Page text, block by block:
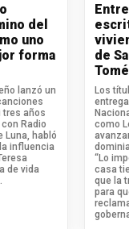
del
uno
forma
lanzó un
tres años
Radio
Luna, habló
influencia
de vida
de
Tomé
Los
como
“Lo
casa
que la
para